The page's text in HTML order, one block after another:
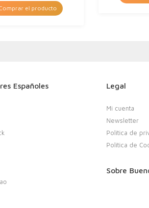
el producto
Españoles Legal
Mi cuenta
Newsletter
Política de
Política de
Sobre